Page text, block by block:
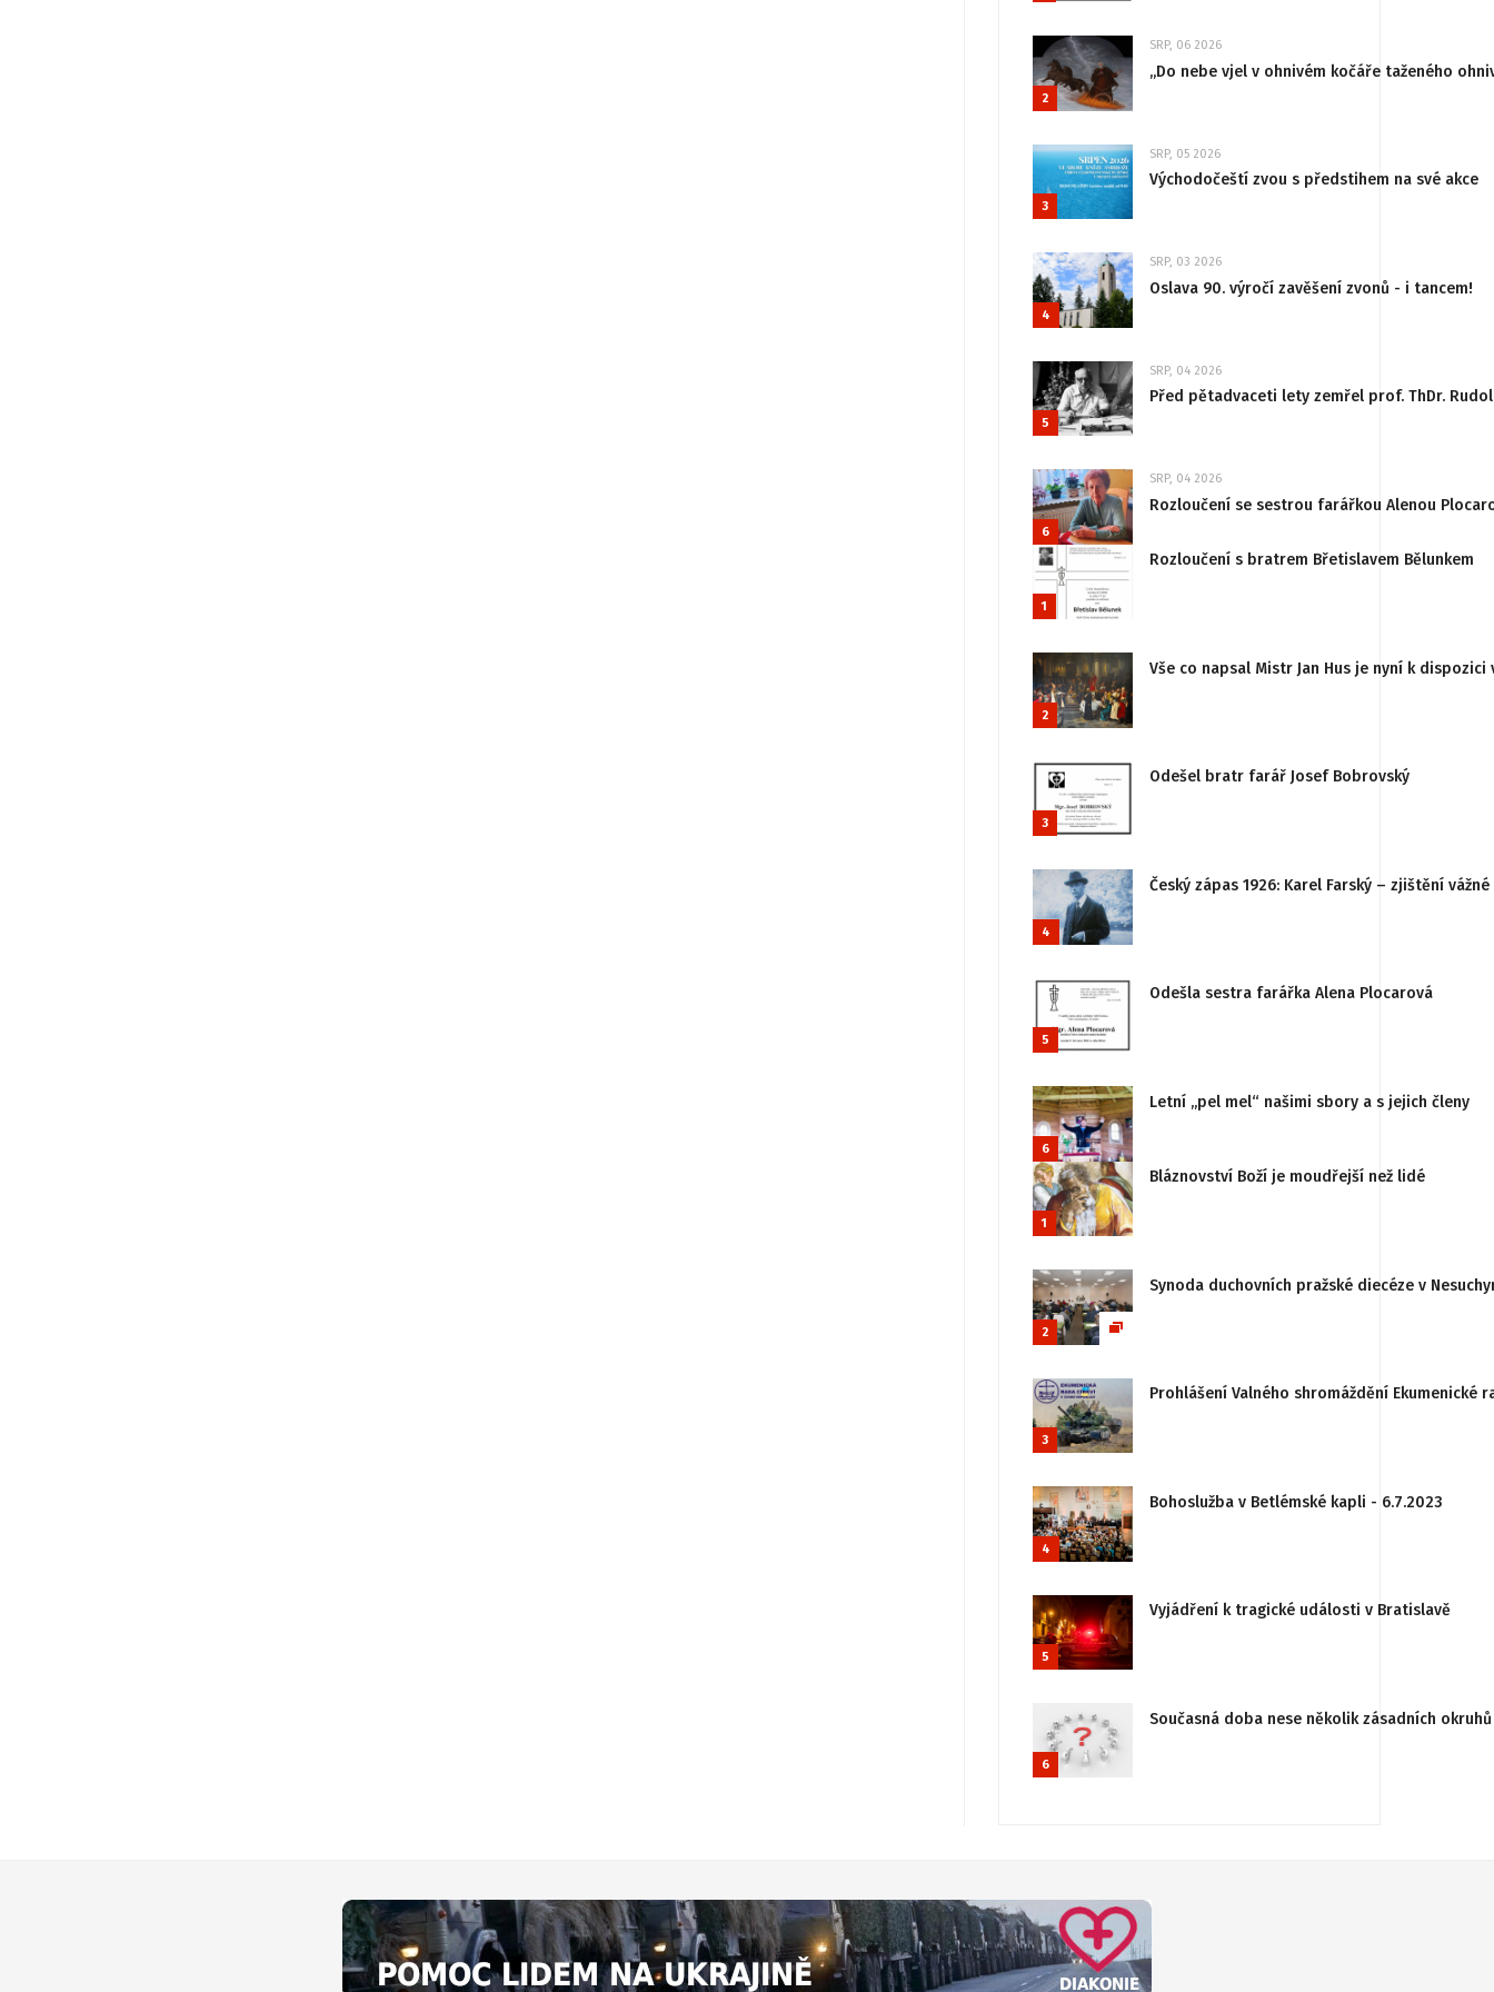
2
SRP, 06 2026
„Do nebe vjel v ohnivém kočáře taženého
3
SRP, 05 2026
Východočeští zvou s předstihem na své akce
4
SRP, 03 2026
Oslava 90. výročí zavěšení zvonů - i tancem!
5
SRP, 04 2026
Před pětadvaceti lety zemřel prof. ThDr.
6
SRP, 04 2026
Rozloučení se sestrou farářkou Alenou
1
Rozloučení s bratrem Břetislavem Bělunkem
2
Vše co napsal Mistr Jan Hus je nyní k
3
Odešel bratr farář Josef Bobrovský
4
Český zápas 1926: Karel Farský – zjištění
5
Odešla sestra farářka Alena Plocarová
6
Letní „pel mel“ našimi sbory a s jejich členy
1
Bláznovství Boží je moudřejší než lidé
2
Synoda duchovních pražské diecéze v
3
Prohlášení Valného shromáždění
4
Bohoslužba v Betlémské kapli - 6.7.2023
5
Vyjádření k tragické události v Bratislavě
6
Současná doba nese několik zásadních